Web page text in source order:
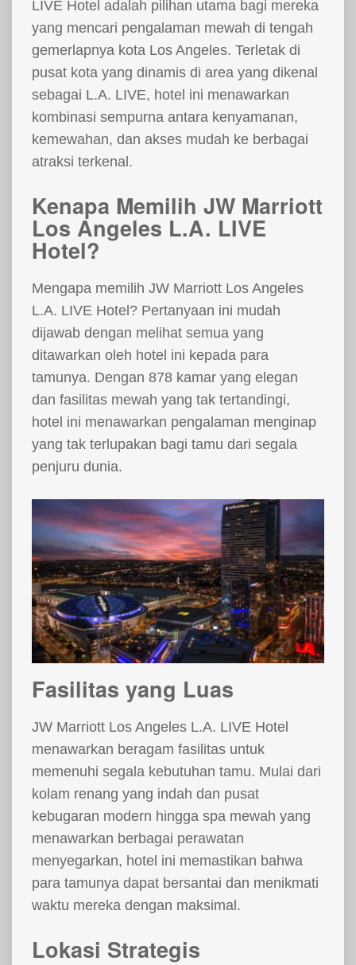
LIVE Hotel adalah pilihan utama bagi mereka
yang mencari pengalaman mewah di tengah
gemerlapnya kota Los Angeles. Terletak di
pusat kota yang dinamis di area yang dikenal
sebagai L.A. LIVE, hotel ini menawarkan
kombinasi sempurna antara kenyamanan,
kemewahan, dan akses mudah ke berbagai
atraksi terkenal.
Kenapa Memilih JW Marriott
Los Angeles L.A. LIVE
Hotel?
Mengapa memilih JW Marriott Los Angeles
L.A. LIVE Hotel? Pertanyaan ini mudah
dijawab dengan melihat semua yang
ditawarkan oleh hotel ini kepada para
tamunya. Dengan 878 kamar yang elegan
dan fasilitas mewah yang tak tertandingi,
hotel ini menawarkan pengalaman menginap
yang tak terlupakan bagi tamu dari segala
penjuru dunia.
Fasilitas yang Luas
JW Marriott Los Angeles L.A. LIVE Hotel
menawarkan beragam fasilitas untuk
memenuhi segala kebutuhan tamu. Mulai dari
kolam renang yang indah dan pusat
kebugaran modern hingga spa mewah yang
menawarkan berbagai perawatan
menyegarkan, hotel ini memastikan bahwa
para tamunya dapat bersantai dan menikmati
waktu mereka dengan maksimal.
Lokasi Strategis